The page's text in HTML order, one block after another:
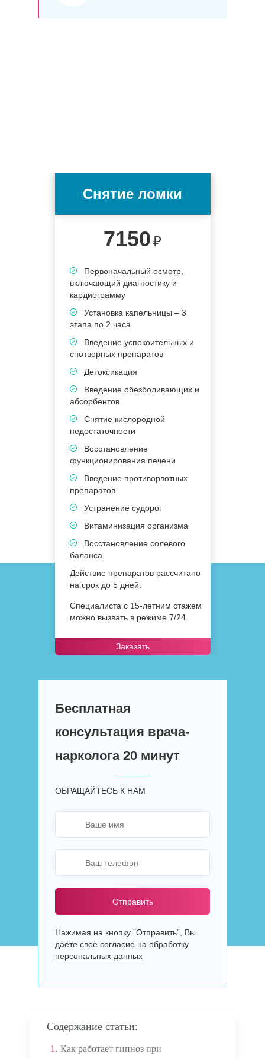
Снятие ломки
7150₽
Первоначальный осмотр,
включающий диагностику и
кардиограмму
Установка капельницы – 3
этапа по 2 часа
Введение успокоительных и
снотворных препаратов
Детоксикация
Введение обезболивающих и
абсорбентов
Снятие кислородной
недостаточности
Восстановление
функционирования печени
Введение противорвотных
препаратов
Устранение судорог
Витаминизация организма
Восстановление солевого
баланса
Действие препаратов рассчитано
на срок до 5 дней.
Специалиста с 15-летним стажем
можно вызвать в режиме 7/24.
Заказать
Бесплатная
консультация врача-
нарколога 20 минут
ОБРАЩАЙТЕСЬ К НАМ
Отправить
Нажимая на кнопку ”Отправить”, Вы
даёте своё согласие на обработку
персональных данных
Содержание статьи:
1. Как работает гипноз при